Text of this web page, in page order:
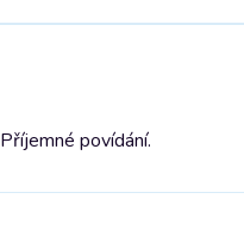
Příjemné povídání.